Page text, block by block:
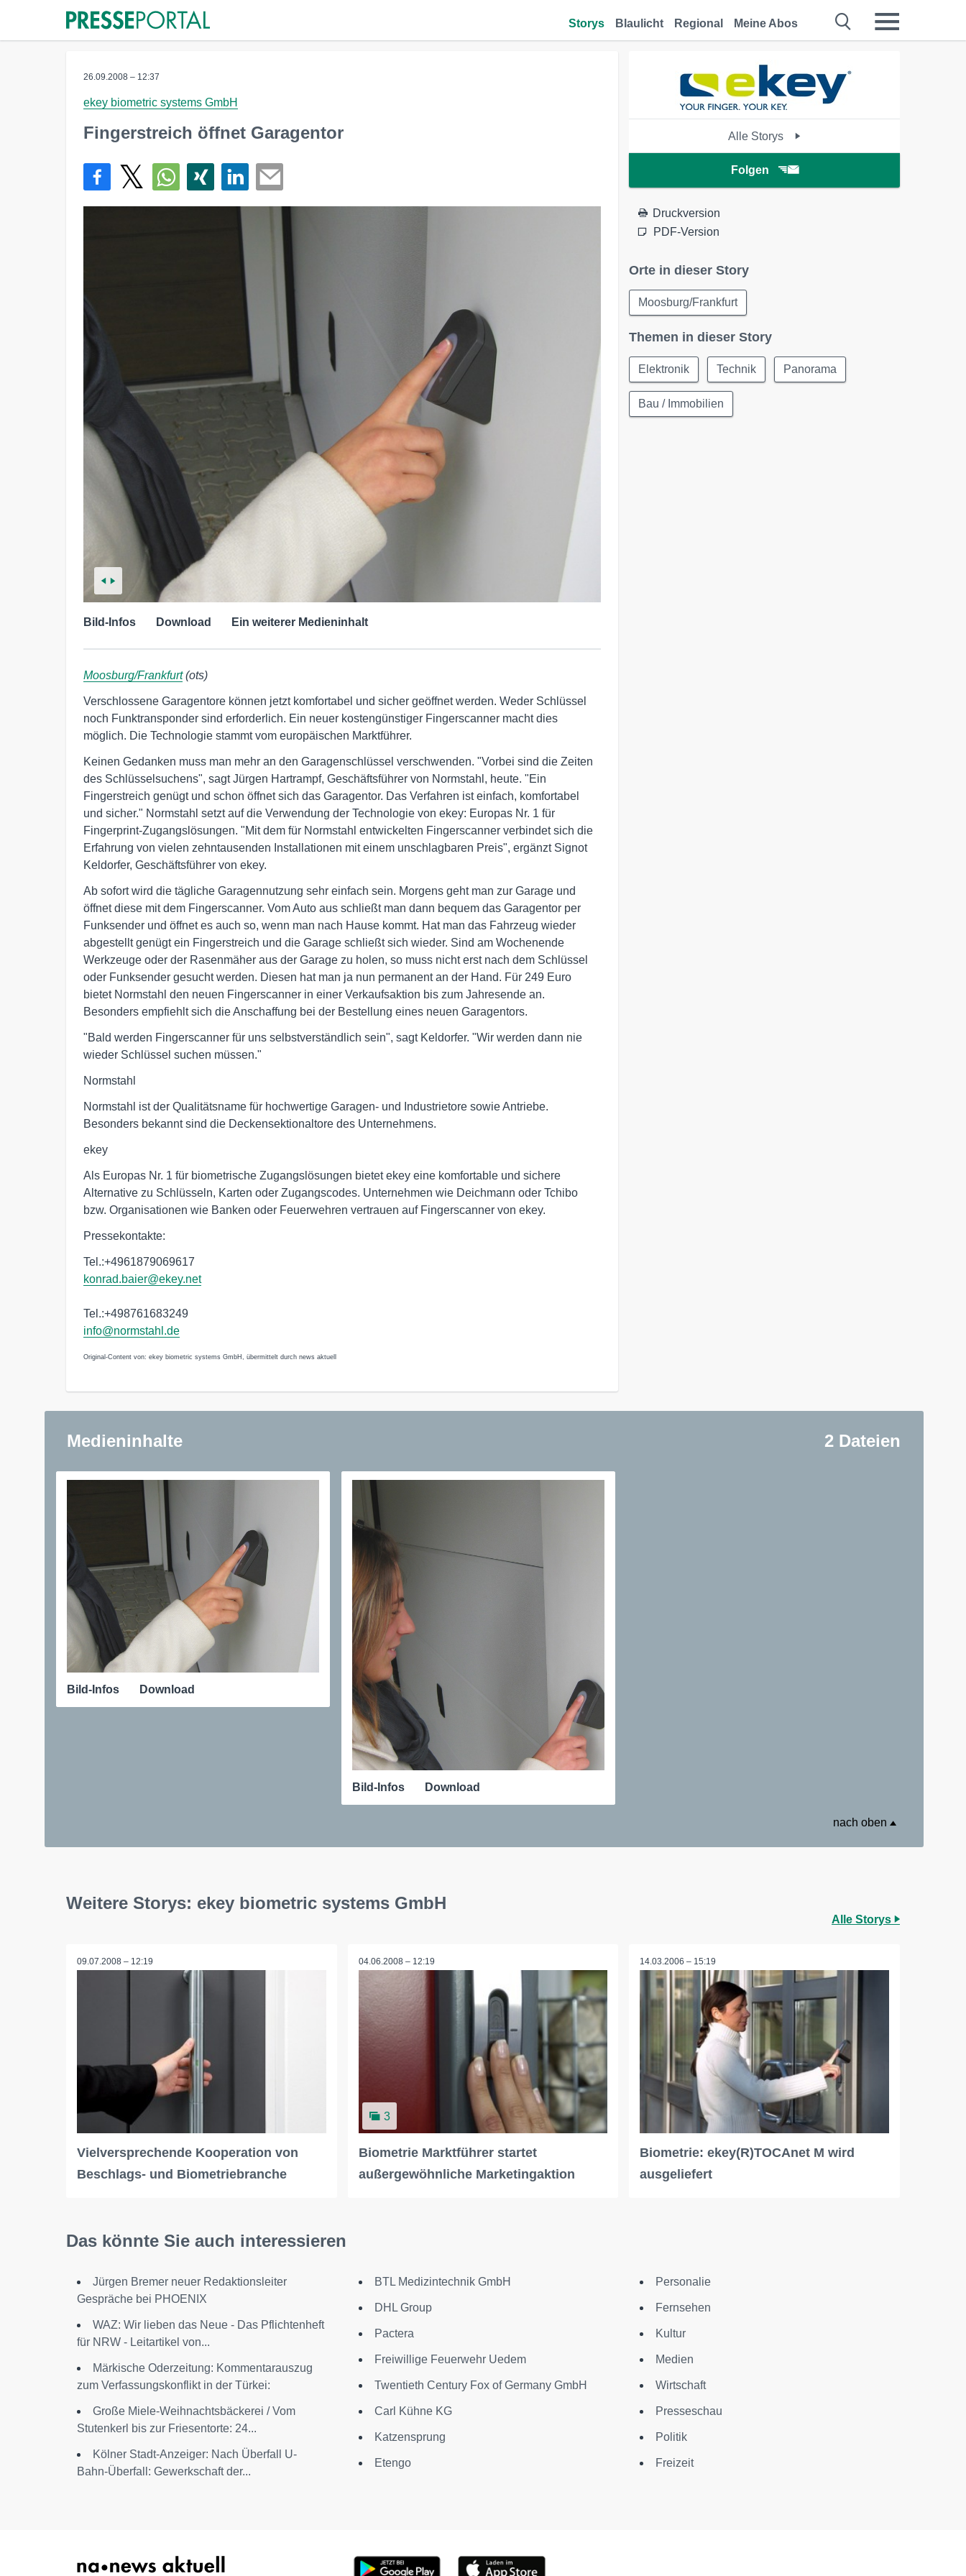
Storys Blaulicht Regional Meine Abos
26.09.2008 – 12:37
ekey biometric systems GmbH
Fingerstreich öffnet Garagentor
Bild-Infos Download Ein weiterer Medieninhalt
Moosburg/Frankfurt(ots)
Verschlossene Garagentore können jetzt komfortabel und sicher geöffnet werden. Weder Schlüssel
noch Funktransponder sind erforderlich. Ein neuer kostengünstiger Fingerscanner macht dies
möglich. Die Technologie stammt vom europäischen Marktführer.
Keinen Gedanken muss man mehr an den Garagenschlüssel verschwenden. "Vorbei sind die Zeiten
des Schlüsselsuchens", sagt Jürgen Hartrampf, Geschäftsführer von Normstahl, heute. "Ein
Fingerstreich genügt und schon öffnet sich das Garagentor. Das Verfahren ist einfach, komfortabel
und sicher." Normstahl setzt auf die Verwendung der Technologie von ekey: Europas Nr. 1 für
Fingerprint-Zugangslösungen. "Mit dem für Normstahl entwickelten Fingerscanner verbindet sich die
Erfahrung von vielen zehntausenden Installationen mit einem unschlagbaren Preis", ergänzt Signot
Keldorfer, Geschäftsführer von ekey.
Ab sofort wird die tägliche Garagennutzung sehr einfach sein. Morgens geht man zur Garage und
öffnet diese mit dem Fingerscanner. Vom Auto aus schließt man dann bequem das Garagentor per
Funksender und öffnet es auch so, wenn man nach Hause kommt. Hat man das Fahrzeug wieder
abgestellt genügt ein Fingerstreich und die Garage schließt sich wieder. Sind am Wochenende
Werkzeuge oder der Rasenmäher aus der Garage zu holen, so muss nicht erst nach dem Schlüssel
oder Funksender gesucht werden. Diesen hat man ja nun permanent an der Hand. Für 249 Euro
bietet Normstahl den neuen Fingerscanner in einer Verkaufsaktion bis zum Jahresende an.
Besonders empfiehlt sich die Anschaffung bei der Bestellung eines neuen Garagentors.
"Bald werden Fingerscanner für uns selbstverständlich sein", sagt Keldorfer. "Wir werden dann nie
wieder Schlüssel suchen müssen."
Normstahl
Normstahl ist der Qualitätsname für hochwertige Garagen- und Industrietore sowie Antriebe.
Besonders bekannt sind die Deckensektionaltore des Unternehmens.
ekey
Als Europas Nr. 1 für biometrische Zugangslösungen bietet ekey eine komfortable und sichere
Alternative zu Schlüsseln, Karten oder Zugangscodes. Unternehmen wie Deichmann oder Tchibo
bzw. Organisationen wie Banken oder Feuerwehren vertrauen auf Fingerscanner von ekey.
Pressekontakte:
Tel.:+4961879069617
konrad.baier@ekey.net
Tel.:+498761683249
info@normstahl.de
Original-Content von: ekey biometric systems GmbH, übermittelt durch news aktuell
Alle Storys
Folgen
Druckversion
PDF-Version
Orte in dieser Story
Moosburg/Frankfurt
Themen in dieser Story
Elektronik Technik Panorama
Bau / Immobilien
Medieninhalte 2 Dateien
Bild-Infos Download
Bild-Infos Download
nach oben
Weitere Storys: ekey biometric systems GmbH
Alle Storys
09.07.2008 – 12:19
Vielversprechende Kooperation von
Beschlags- und Biometriebranche
04.06.2008 – 12:19
3
Biometrie Marktführer startet
außergewöhnliche Marketingaktion
14.03.2006 – 15:19
Biometrie: ekey(R)TOCAnet M wird
ausgeliefert
Das könnte Sie auch interessieren
Jürgen Bremer neuer Redaktionsleiter
Gespräche bei PHOENIX
WAZ: Wir lieben das Neue - Das Pflichtenheft
für NRW - Leitartikel von...
Märkische Oderzeitung: Kommentarauszug
zum Verfassungskonflikt in der Türkei:
Große Miele-Weihnachtsbäckerei / Vom
Stutenkerl bis zur Friesentorte: 24...
Kölner Stadt-Anzeiger: Nach Überfall U-
Bahn-Überfall: Gewerkschaft der...
BTL Medizintechnik GmbH
DHL Group
Pactera
Freiwillige Feuerwehr Uedem
Twentieth Century Fox of Germany GmbH
Carl Kühne KG
Katzensprung
Etengo
Personalie
Fernsehen
Kultur
Medien
Wirtschaft
Presseschau
Politik
Freizeit